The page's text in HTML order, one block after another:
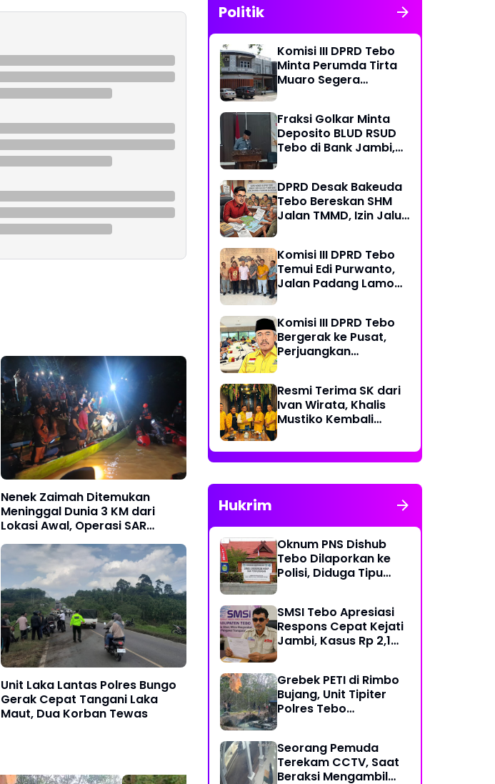
Nenek Zaimah Ditemukan
Meninggal Dunia 3 KM dari
Lokasi Awal, Operasi SAR
Sungai Nalo Tantan Resmi
Ditutup
Unit Laka Lantas Polres Bungo
Gerak Cepat Tangani Laka
Maut, Dua Korban Tewas
Politik
Komisi III DPRD Tebo
Minta Perumda Tirta
Muaro Segera
Jambi
Fraksi Golkar Minta
Deposito BLUD RSUD
Tebo di Bank Jambi,
Perintis
DPRD Desak Bakeuda
Tebo Bereskan SHM
Jalan TMMD, Izin Jalur
Komisi III DPRD Tebo
Temui Edi Purwanto,
Jalan Padang Lamo
Komisi III DPRD Tebo
Bergerak ke Pusat,
Perjuangkan
Resmi Terima SK dari
Ivan Wirata, Khalis
Mustiko Kembali
Liga Marisa Jadi
Sekretaris
Hukrim
Oknum PNS Dishub
Tebo Dilaporkan ke
Polisi, Diduga Tipu
Kerja
SMSI Tebo Apresiasi
Respons Cepat Kejati
Jambi, Kasus Rp 2,1
Grebek PETI di Rimbo
Bujang, Unit Tipiter
Polres Tebo
Cara Dibakar
Seorang Pemuda
Terekam CCTV, Saat
Beraksi Mengambil